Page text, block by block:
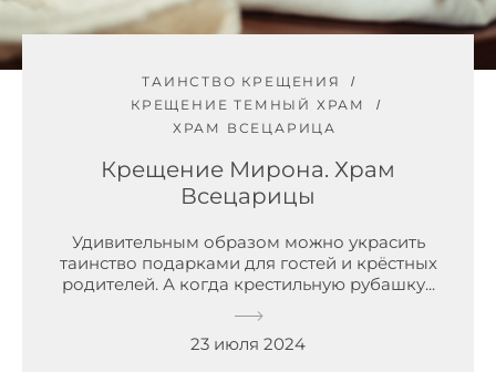
ТАИНСТВО КРЕЩЕНИЯ
КРЕЩЕНИЕ ТЕМНЫЙ ХРАМ
ХРАМ ВСЕЦАРИЦА
Крещение Мирона. Храм
Всецарицы
Удивительным образом можно украсить
таинство подарками для гостей и крёстных
родителей. А когда крестильную рубашку...
23 июля 2024